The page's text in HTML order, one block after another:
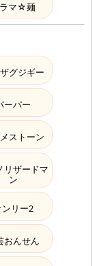
ラマ☆麺
グジギー
ーパー
ストーン
リザードマ
ン
ンリー2
おんせん